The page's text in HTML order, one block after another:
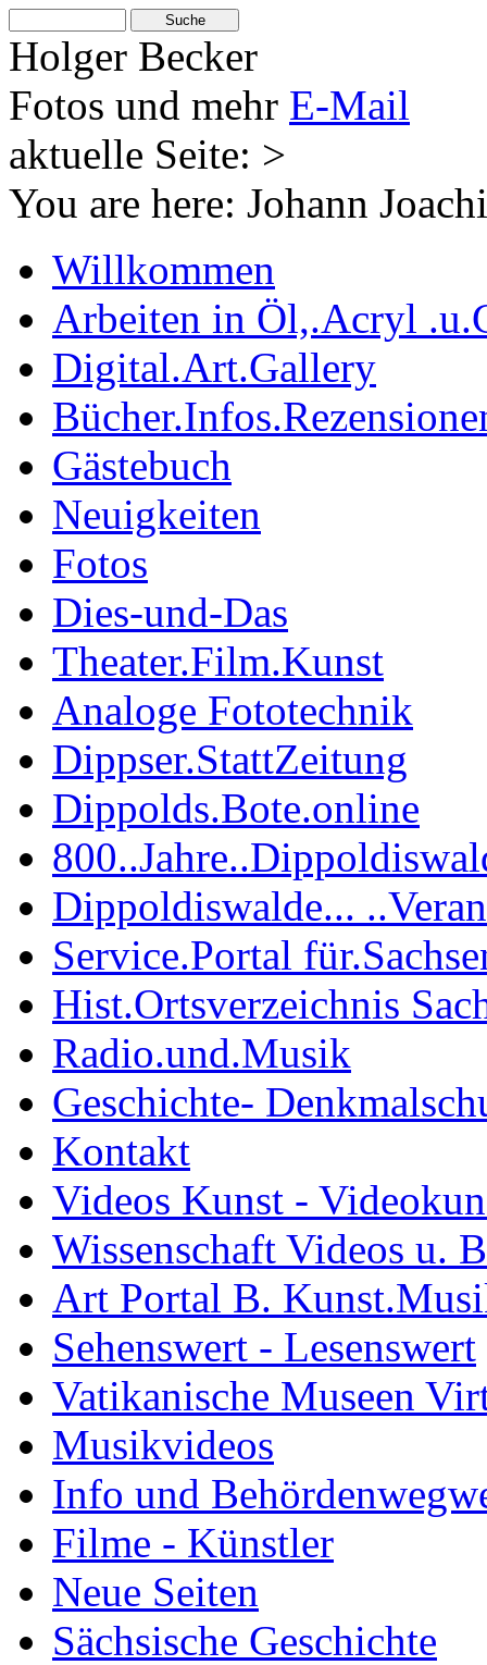
Holger Becker
Fotos und mehr E-Mail
aktuelle Seite: >
You are here: Johann
Willkommen
Arbeiten in Öl,.Acryl
Digital.Art.Gallery
Gästebuch
Neuigkeiten
Fotos
Dies-und-Das
Theater.Film.Kunst
Analoge Fototechnik
Dippser.StattZeitung
Dippolds.Bote.online
Dippoldiswalde...
Service.Portal
Hist.Ortsverzeichnis
Radio.und.Musik
Geschichte-
Kontakt
Videos Kunst -
Wissenschaft Videos u.
Art Portal B.
Sehenswert - Lesenswert
Vatikanische Museen
Musikvideos
Info und
Filme - Künstler
Neue Seiten
Sächsische Geschichte